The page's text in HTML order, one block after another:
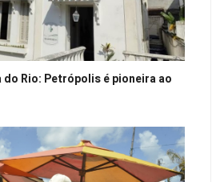
do Rio: Petrópolis é pioneira ao